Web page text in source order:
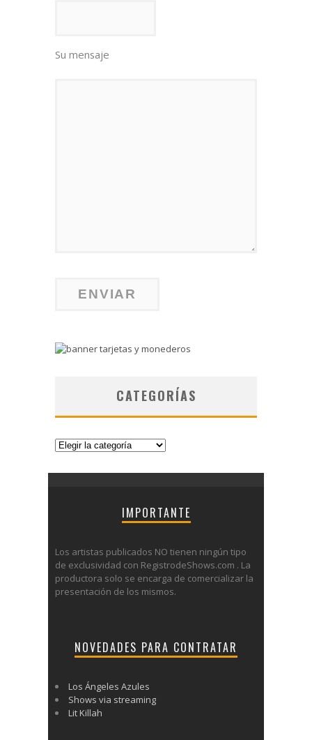
Su mensaje
CATEGORÍAS
Categorías
IMPORTANTE
Los artistas publicados NO tienen ningún tipo
de exclusividad con RegistrodeShows.com . La
productora solo se encarga de comercializar la
presentación de los mismos.
NOVEDADES PARA CONTRATAR
Los Ángeles Azules
Shows via streaming
Lit Killah